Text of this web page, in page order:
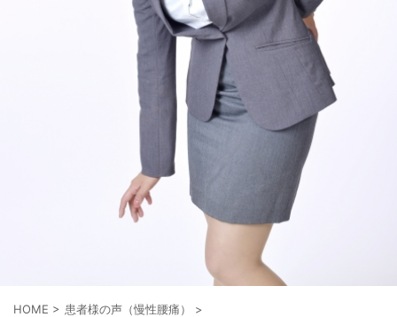
HOME > 患者様の声（慢性腰痛） >